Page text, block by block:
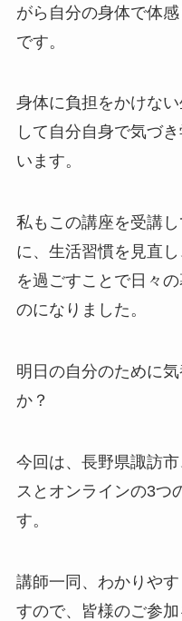
がら自分の身体で体
です。
身体に負担をかけな
して自分自身で気づ
います。
私もこの講座を受講
に、生活習慣を見直
を過ごすことで日々
のになりました。
明日の自分のために
か？
今回は、長野県諏訪
スとオンラインの3つ
す。
講師一同、わかりや
すので、皆様のご参